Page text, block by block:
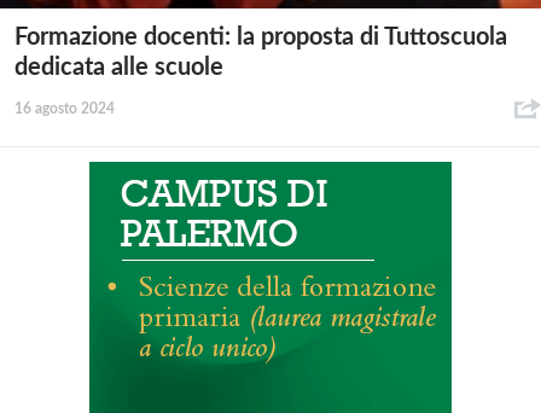
Formazione docenti: la proposta di Tuttoscuola
dedicata alle scuole
16 agosto 2024